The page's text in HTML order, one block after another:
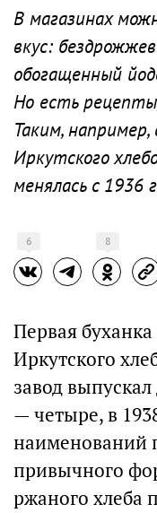
В магазинах
вкус:
обогащенный
Но есть
Таким,
Иркутского
менялась с 1936
6 8
Первая
Иркутского
завод
— четыре, в
наименований
привычного
ржаного хлеба